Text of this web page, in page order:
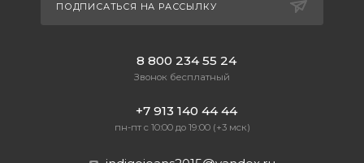
ПОДПИСАТЬСЯ НА РАССЫЛКУ
8 800 234 55 24
Звонок бесплатный
+7 913 140 44 44
пн-пт с 10:00 до 19:00 (+3 мск)